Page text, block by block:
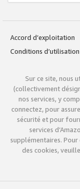
Accord d’exploitation
Conditions d’utilisation
Sur ce site, nous
(collectivement
nos services, y
connectez, pour
sécurité et pour
services
supplémentaires.
des cookies,